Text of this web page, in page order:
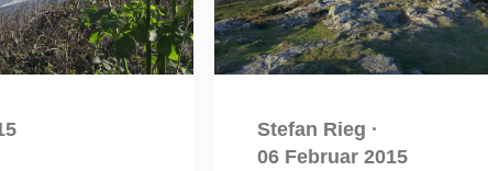
Stefan Rieg ·
06 Februar 2015